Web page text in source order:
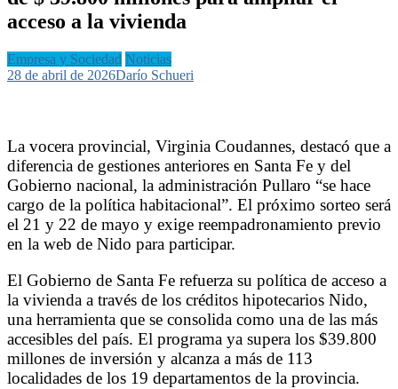
acceso a la vivienda
Empresa y Sociedad Noticias
28 de abril de 2026Darío Schueri
La vocera provincial, Virginia Coudannes, destacó que a
diferencia de gestiones anteriores en Santa Fe y del
Gobierno nacional, la administración Pullaro “se hace
cargo de la política habitacional”. El próximo sorteo será
el 21 y 22 de mayo y exige reempadronamiento previo
en la web de Nido para participar.
El Gobierno de Santa Fe refuerza su política de acceso a
la vivienda a través de los créditos hipotecarios Nido,
una herramienta que se consolida como una de las más
accesibles del país. El programa ya supera los $39.800
millones de inversión y alcanza a más de 113
localidades de los 19 departamentos de la provincia.